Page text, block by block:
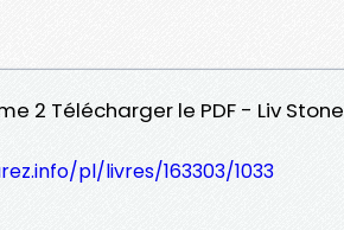
2 Télécharger le PDF - Liv Stone
pl/livres/163303/1033